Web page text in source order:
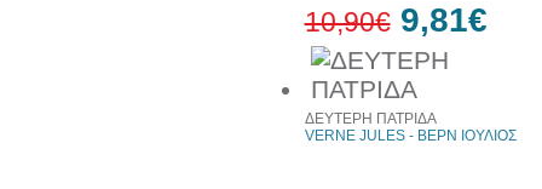
10,90€ 9,81€
ΔΕΥΤΕΡΗ ΠΑΤΡΙΔΑ
VERNE JULES - ΒΕΡΝ ΙΟΥΛΙΟΣ